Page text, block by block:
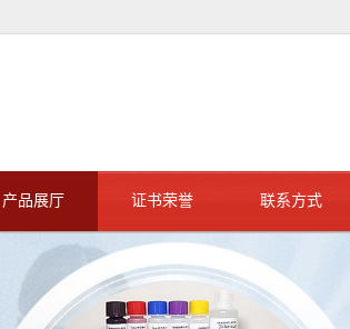
产品展厅 证书荣誉 联系方式